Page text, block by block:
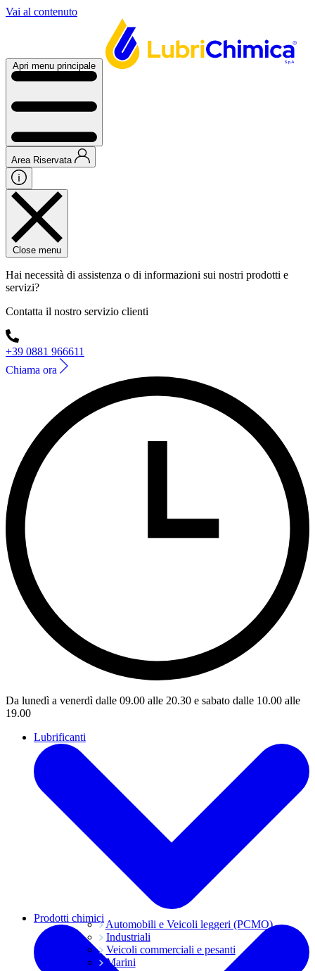
Vai al contenuto
Apri menu principale
Area Riservata
Close menu
Hai necessità di assistenza o di informazioni sui nostri prodotti e
servizi?
Contatta il nostro servizio clienti
+39 0881 966611
Chiama ora
Da lunedì a venerdì dalle 09.00 alle 20.30 e sabato dalle 10.00 alle
19.00
Lubrificanti
Automobili e Veicoli leggeri (PCMO)
Industriali
Veicoli commerciali e pesanti
Marini
Prodotti chimici